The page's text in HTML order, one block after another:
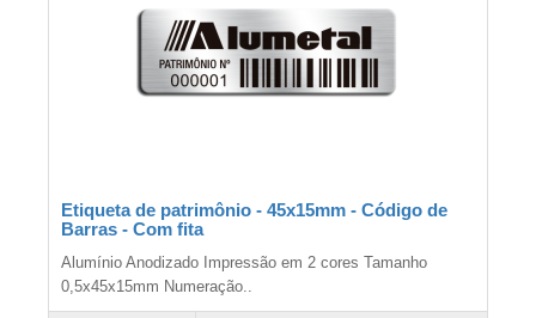
Etiqueta de patrimônio - 45x15mm - Código de
Barras - Com fita
Alumínio Anodizado Impressão em 2 cores Tamanho
0,5x45x15mm Numeração..